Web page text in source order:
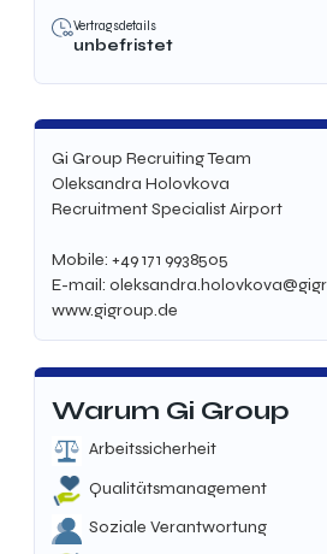
Vertragsdetails
unbefristet
Gi Group Recruiting Team
Oleksandra Holovkova
Recruitment Specialist Airport
Mobile: +49 171 9938505
E-mail:
www.gigroup.de
Warum Gi Group
Arbeitssicherheit
Qualitätsmanagement
Soziale Verantwortung